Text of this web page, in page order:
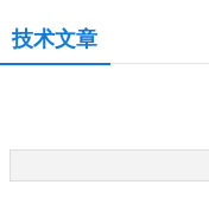
技术文章